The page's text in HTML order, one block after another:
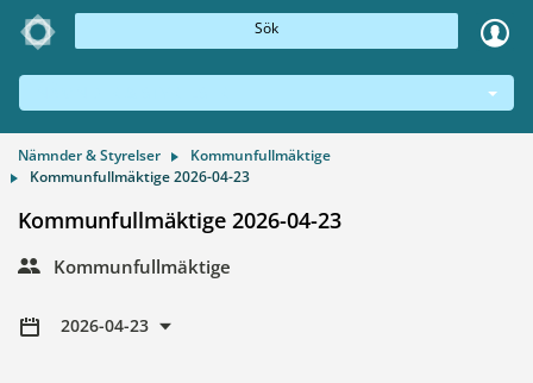
Sök
Nämnder & Styrelser
Kommunfullmäktige
Kommunfullmäktige 2026-04-23
Kommunfullmäktige 2026-04-23
Kommunfullmäktige
2026-04-23